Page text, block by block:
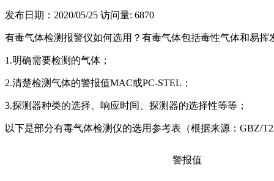
发布日期：2020/05/25 访问量: 6870
有毒气体检测报警仪如何选用？有毒气体包括毒性气体和易
1.明确需要检测的气体；
2.清楚检测气体的警报值MAC或PC-STEL；
3.探测器种类的选择、响应时间、探测器的选择性等等；
以下是部分有毒气体检测仪的选用参考表（根据来源：GBZ/
警报值